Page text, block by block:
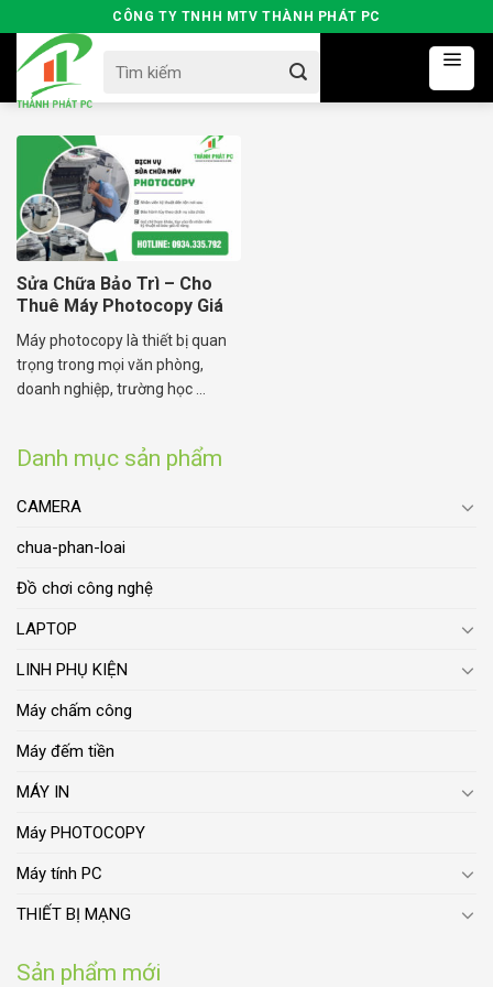
to
content
CÔNG TY TNHH MTV THÀNH PHÁT PC
for:
Danh mục sản phẩm
CAMERA
chua-phan-loai
Đồ chơi công nghệ
LAPTOP
LINH PHỤ KIỆN
Máy chấm công
Máy đếm tiền
MÁY IN
Máy PHOTOCOPY
Máy tính PC
THIẾT BỊ MẠNG
Sản phẩm mới
Sửa Chữa Bảo Trì – Cho
Thuê Máy Photocopy Giá
Máy photocopy là thiết bị quan
trọng trong mọi văn phòng,
doanh nghiệp, trường học ...